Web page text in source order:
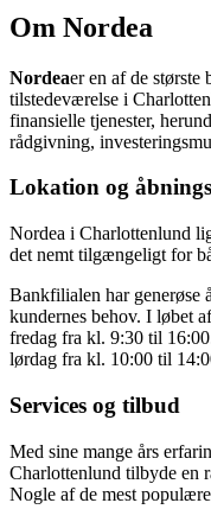
Om Nordea
Nordeaer en af de
tilstedeværelse i
finansielle tjenester,
rådgivning,
Lokation og
Nordea i Charlottenlund
det nemt tilgængeligt for
Bankfilialen har generøse
kundernes behov. I løbet
fredag ​​fra kl. 9:30 til
lørdag fra kl. 10:00 til
Services og tilbud
Med sine mange års
Charlottenlund tilbyde en
Nogle af de mest